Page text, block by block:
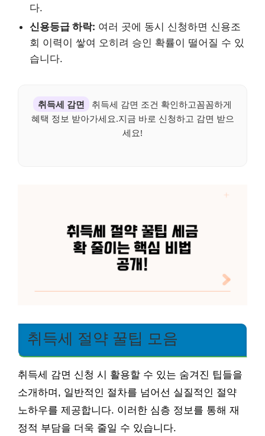
다.
신용등급 하락: 여러 곳에 동시 신청하면 신용조
회 이력이 쌓여 오히려 승인 확률이 떨어질 수 있
습니다.
취득세 감면
취득세 감면 조건 확인하고꼼꼼하게
혜택 정보 받아가세요.지금 바로 신청하고 감면 받으
세요!
취득세 절약 꿀팁 모음
취득세 감면 신청 시 활용할 수 있는 숨겨진 팁들을
소개하며, 일반적인 절차를 넘어선 실질적인 절약
노하우를 제공합니다. 이러한 심층 정보를 통해 재
정적 부담을 더욱 줄일 수 있습니다.